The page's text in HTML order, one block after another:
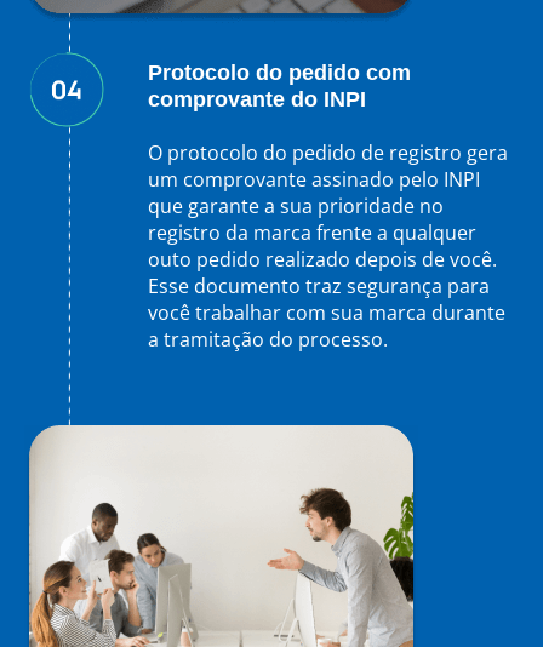
Protocolo do pedido com
comprovante do INPI
O protocolo do pedido de registro gera
um comprovante assinado pelo INPI
que garante a sua prioridade no
registro da marca frente a qualquer
outo pedido realizado depois de você.
Esse documento traz segurança para
você trabalhar com sua marca durante
a tramitação do processo.